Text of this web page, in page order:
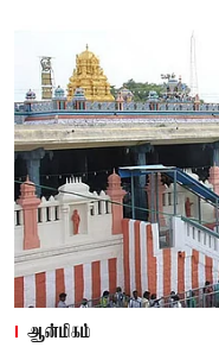
ஆன்மிகம்